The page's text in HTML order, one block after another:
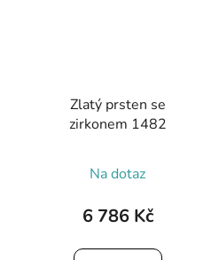
Zlatý prsten se
zirkonem 1482
Na dotaz
6 786 Kč